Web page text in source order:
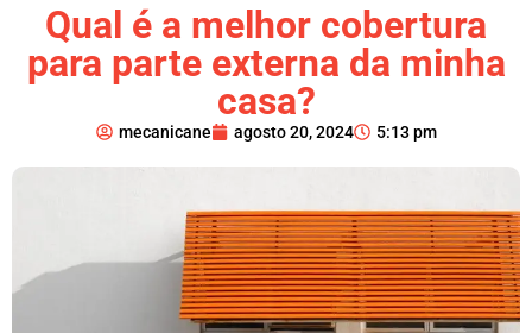
Qual é a melhor cobertura
para parte externa da minha
casa?
mecanicane agosto 20, 2024 5:13 pm